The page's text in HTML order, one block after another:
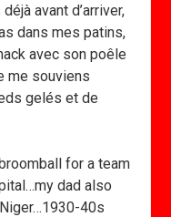
avant d’arriver,
dans mes patins,
avec son poêle
me souviens
gelés et de
for a team
dad also
40s